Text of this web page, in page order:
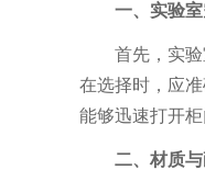
一、实验
首先，实验室
在选择时，应
能够迅速打开
二、材质